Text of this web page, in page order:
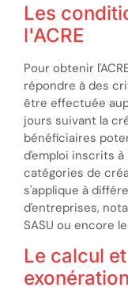
Les
l'ACRE
Pour obtenir
répondre à des
être effectuée
jours suivant la
bénéficiaires
d'emploi inscrits à
catégories de
s'applique à
d'entreprises,
SASU ou encore
Le calcul